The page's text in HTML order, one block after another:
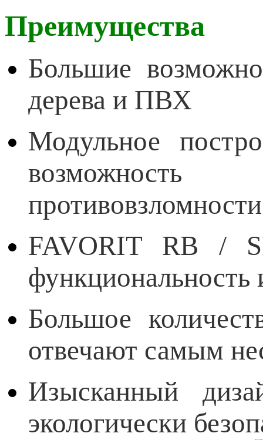
Преимущества
Большие
дерева и ПВХ
Модульное
возможность
противовзломности
FAVORIT RB /
функциональность
Большое
отвечают самым
Изысканный
экологически